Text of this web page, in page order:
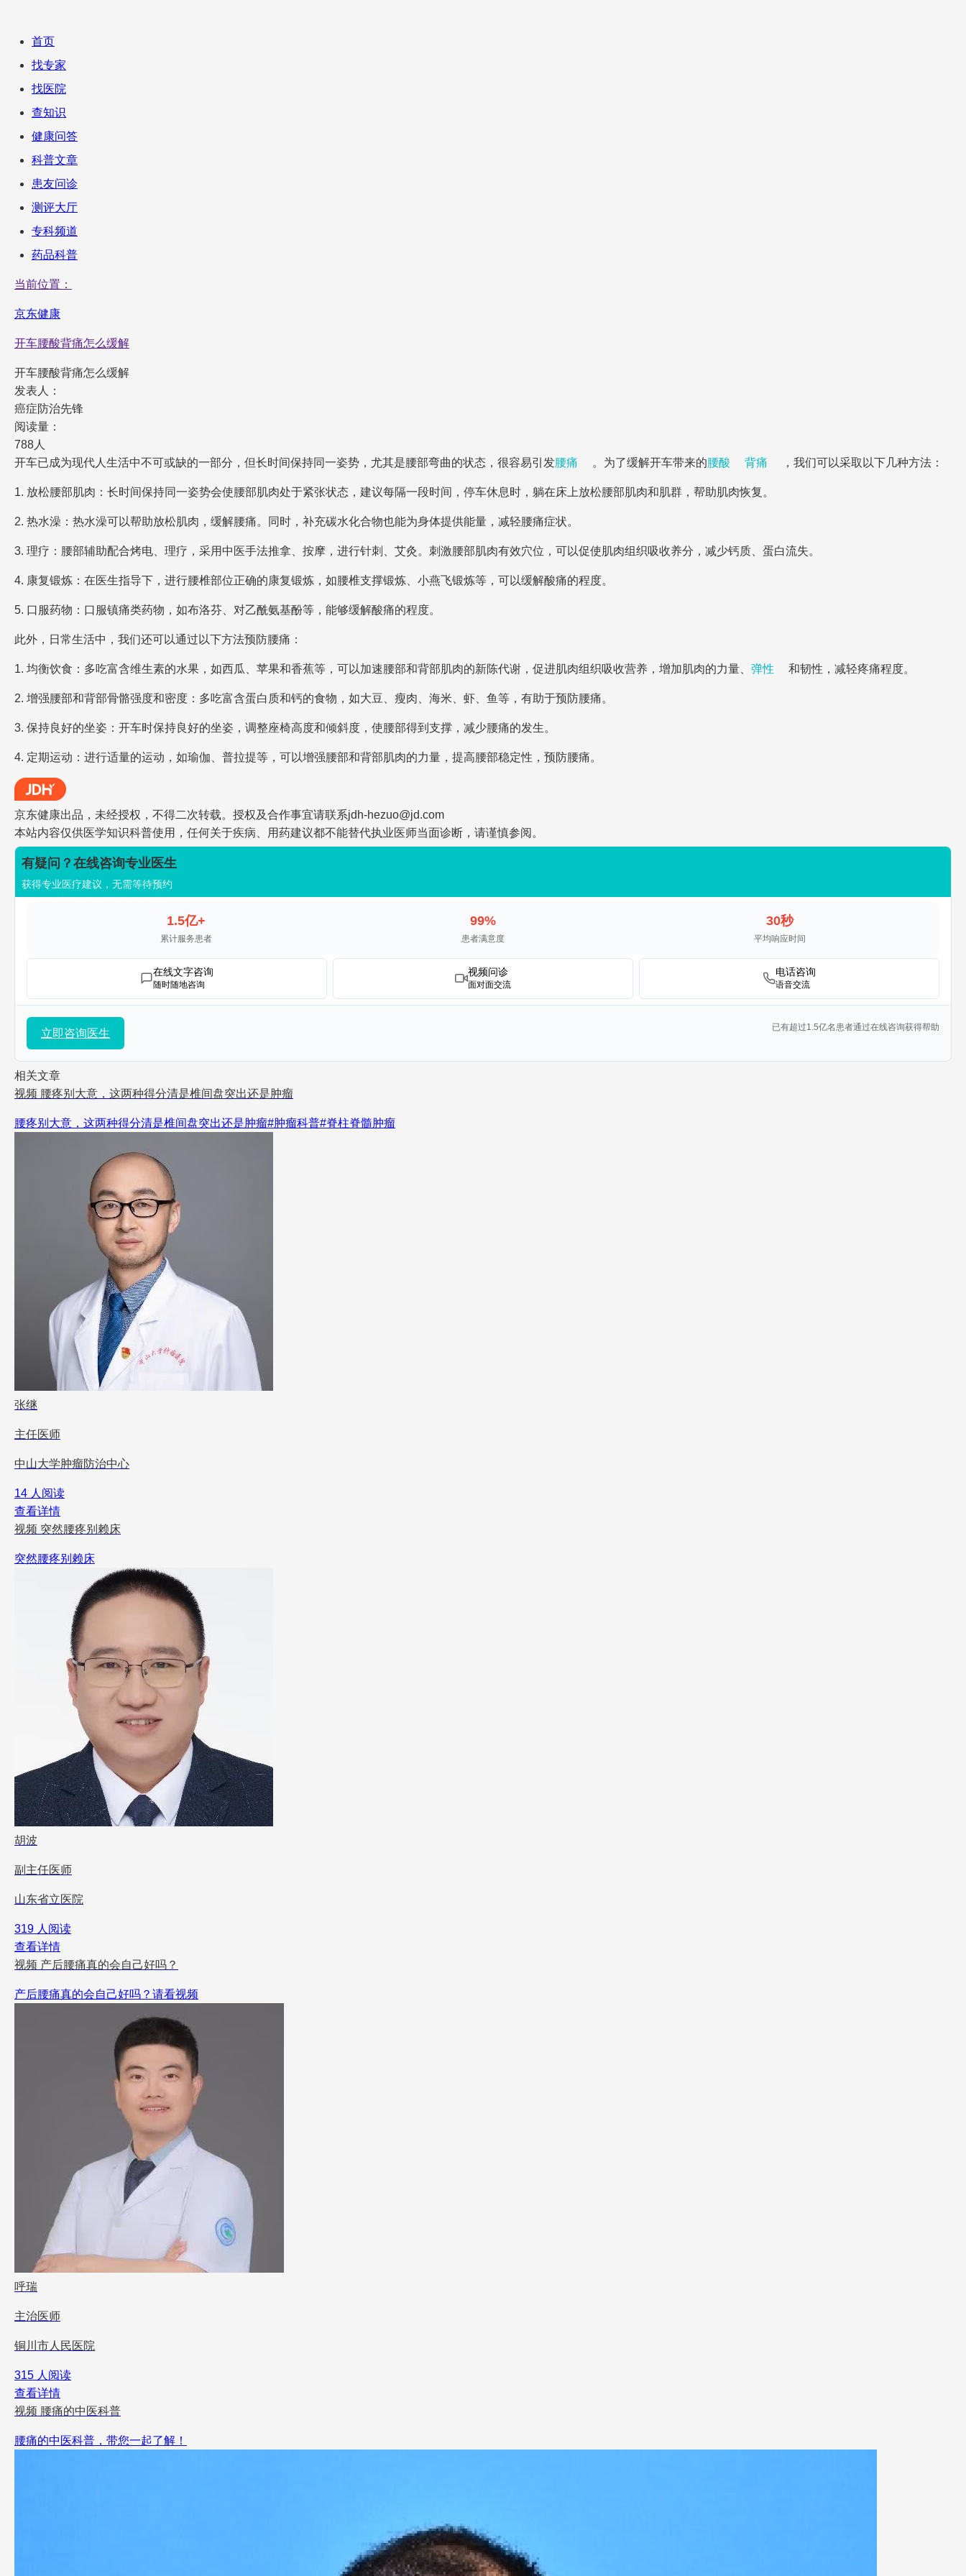
首页
找专家
找医院
查知识
健康问答
科普文章
患友问诊
测评大厅
专科频道
药品科普
当前位置：
京东健康
开车腰酸背痛怎么缓解
开车腰酸背痛怎么缓解
发表人：
癌症防治先锋
阅读量：
788人
开车已成为现代人生活中不可或缺的一部分，但长时间保持同一姿势，尤其是腰部弯曲的状态，很容易引发腰痛 。为了缓解开车带来的腰酸 背痛 ，我们可以采取以下几种方法：
1. 放松腰部肌肉：长时间保持同一姿势会使腰部肌肉处于紧张状态，建议每隔一段时间，停车休息时，躺在床上放松腰部肌肉和肌群，帮助肌肉恢复。
2. 热水澡：热水澡可以帮助放松肌肉，缓解腰痛。同时，补充碳水化合物也能为身体提供能量，减轻腰痛症状。
3. 理疗：腰部辅助配合烤电、理疗，采用中医手法推拿、按摩，进行针刺、艾灸。刺激腰部肌肉有效穴位，可以促使肌肉组织吸收养分，减少钙质、蛋白流失。
4. 康复锻炼：在医生指导下，进行腰椎部位正确的康复锻炼，如腰椎支撑锻炼、小燕飞锻炼等，可以缓解酸痛的程度。
5. 口服药物：口服镇痛类药物，如布洛芬、对乙酰氨基酚等，能够缓解酸痛的程度。
此外，日常生活中，我们还可以通过以下方法预防腰痛：
1. 均衡饮食：多吃富含维生素的水果，如西瓜、苹果和香蕉等，可以加速腰部和背部肌肉的新陈代谢，促进肌肉组织吸收营养，增加肌肉的力量、 弹性 和韧性，减轻疼痛程度。
2. 增强腰部和背部骨骼强度和密度：多吃富含蛋白质和钙的食物，如大豆、瘦肉、海米、虾、鱼等，有助于预防腰痛。
3. 保持良好的坐姿：开车时保持良好的坐姿，调整座椅高度和倾斜度，使腰部得到支撑，减少腰痛的发生。
4. 定期运动：进行适量的运动，如瑜伽、普拉提等，可以增强腰部和背部肌肉的力量，提高腰部稳定性，预防腰痛。
京东健康出品，未经授权，不得二次转载。授权及合作事宜请联系jdh-hezuo@jd.com
本站内容仅供医学知识科普使用，任何关于疾病、用药建议都不能替代执业医师当面诊断，请谨慎参阅。
有疑问？在线咨询专业医生
获得专业医疗建议，无需等待预约
1.5亿+
累计服务患者
99%
患者满意度
30秒
平均响应时间
在线文字咨询
随时随地咨询
视频问诊
面对面交流
电话咨询
语音交流
立即咨询医生 已有超过1.5亿名患者通过在线咨询获得帮助
相关文章
视频 腰疼别大意，这两种得分清是椎间盘突出还是肿瘤
腰疼别大意，这两种得分清是椎间盘突出还是肿瘤#肿瘤科普#脊柱脊髓肿瘤
张继
主任医师
中山大学肿瘤防治中心
14 人阅读
查看详情
视频 突然腰疼别赖床
突然腰疼别赖床
胡波
副主任医师
山东省立医院
319 人阅读
查看详情
视频 产后腰痛真的会自己好吗？
产后腰痛真的会自己好吗？请看视频
呼瑞
主治医师
铜川市人民医院
315 人阅读
查看详情
视频 腰痛的中医科普
腰痛的中医科普，带您一起了解！